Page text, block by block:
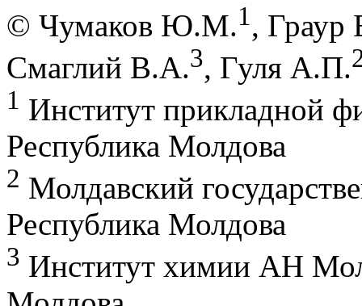
© Чумаков Ю.М.1, Граур
Смаглий B.A.3, Гуля А.П.
1 Институт прикладной
Республика Молдова
2 Молдавский
Республика Молдова
3 Институт химии АН